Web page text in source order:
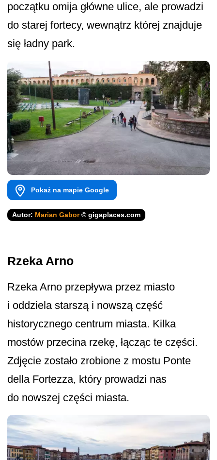
początku omija główne ulice, ale prowadzi
do starej fortecy, wewnątrz której znajduje
się ładny park.
Pokaż na mapie Google
Autor: Marian Gabor© gigaplaces.com
Rzeka Arno
Rzeka Arno przepływa przez miasto
i oddziela starszą i nowszą część
historycznego centrum miasta. Kilka
mostów przecina rzekę, łącząc te części.
Zdjęcie zostało zrobione z mostu Ponte
della Fortezza, który prowadzi nas
do nowszej części miasta.